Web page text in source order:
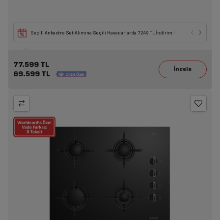
Seçili Ankastre Set Alımına Seçili Havadarlarda 7.249 TL İndirim !
77.599 TL
69.599 TL